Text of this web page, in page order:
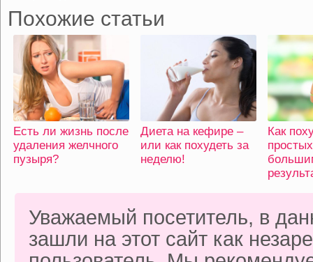
Похожие статьи
Есть ли жизнь после
удаления желчного
пузыря?
Диета на кефире –
или как похудеть за
неделю!
Как
Уважаемый посетитель, в
зашли на этот сайт как